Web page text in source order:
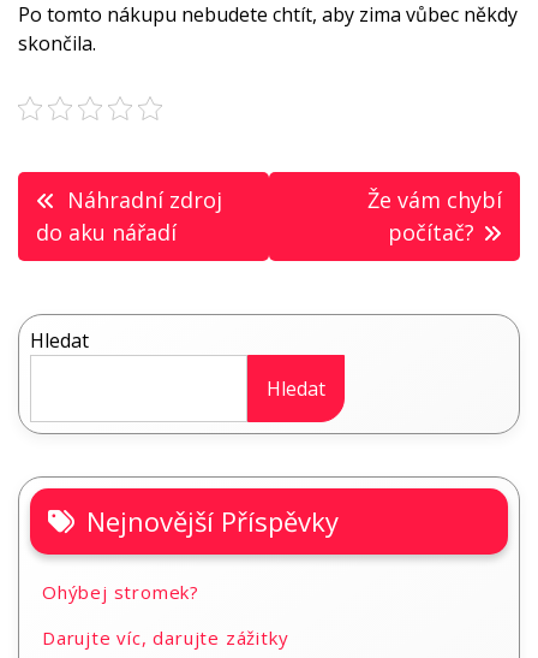
Po tomto nákupu nebudete chtít, aby zima vůbec někdy
skončila.
Navigace
pro
Náhradní zdroj
do aku nářadí
Že vám chybí
počítač?
Hledat
Hledat
Nejnovější Příspěvky
Ohýbej stromek?
Darujte víc, darujte zážitky